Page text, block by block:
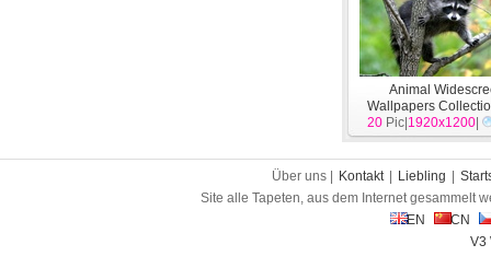
Animal
Wallpapers
[Tiere]
20 Pic| 1920x1200
Über uns | Kontakt Liebling
Site alle Tapeten, aus dem Internet gesammelt
EN
CN
V3